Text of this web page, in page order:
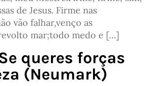
de Jesus. Firme nas
vão falhar,venço as
mar;todo medo e […]
queres forças
(Neumark)